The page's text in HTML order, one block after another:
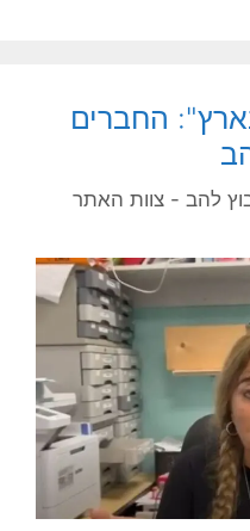
החברים
להב - צוות האתר